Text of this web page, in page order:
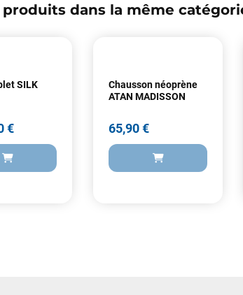
produits dans la même
SILK
€
Chausson néoprène
ATAN MADISSON
65,90 €